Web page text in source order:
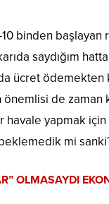
binden başlayan
saydığım
da ücret
de zaman
havale yapmak
mi
OLMASAYDI